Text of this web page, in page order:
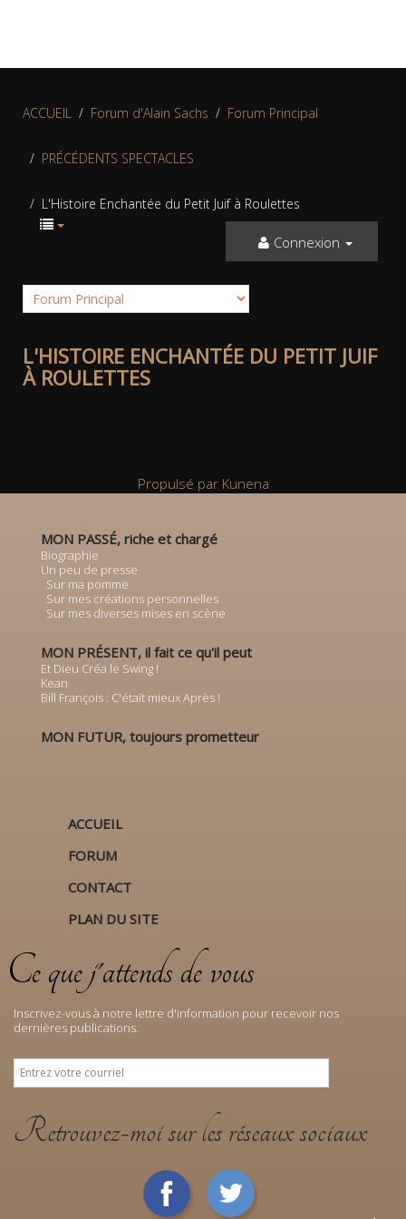
ACCUEIL Forum d'Alain Sachs Forum Principal
PRÉCÉDENTS SPECTACLES
L'Histoire Enchantée du Petit Juif à Roulettes
Connexion
L'HISTOIRE ENCHANTÉE DU PETIT JUIF
À ROULETTES
Propulsé par Kunena
MON PASSÉ, riche et chargé
Biographie
Un peu de presse
Sur ma pomme
Sur mes créations personnelles
Sur mes diverses mises en scène
MON PRÉSENT, il fait ce qu'il peut
Et Dieu Créa le Swing !
Kean
Bill François : C'était mieux Après !
MON FUTUR, toujours prometteur
ACCUEIL
FORUM
CONTACT
PLAN DU SITE
Ce que j'attends de vous
Inscrivez-vous à notre lettre d'information pour recevoir nos
dernières publications.
Retrouvez-moi sur les réseaux sociaux